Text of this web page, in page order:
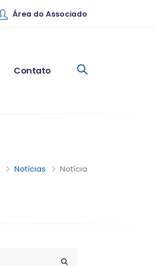
Área do Associado
Contato
Notícias Notícia